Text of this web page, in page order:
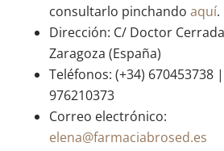
consultarlo pinchando aquí.
Dirección: C/ Doctor
Zaragoza (España)
Teléfonos: (+34) 670453738
976210373
Correo electrónico:
elena@farmaciabrosed.es